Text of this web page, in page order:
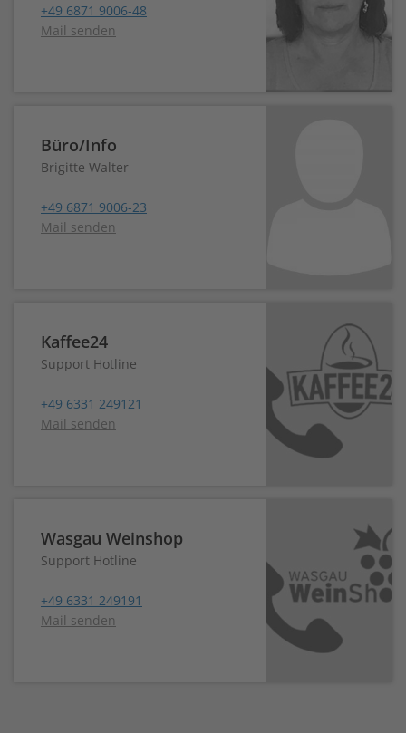
+49 6871 9006-48
Mail senden
Büro/Info
Brigitte Walter
+49 6871 9006-23
Mail senden
Kaffee24
Support Hotline
+49 6331 249121
Mail senden
Wasgau Weinshop
Support Hotline
+49 6331 249191
Mail senden